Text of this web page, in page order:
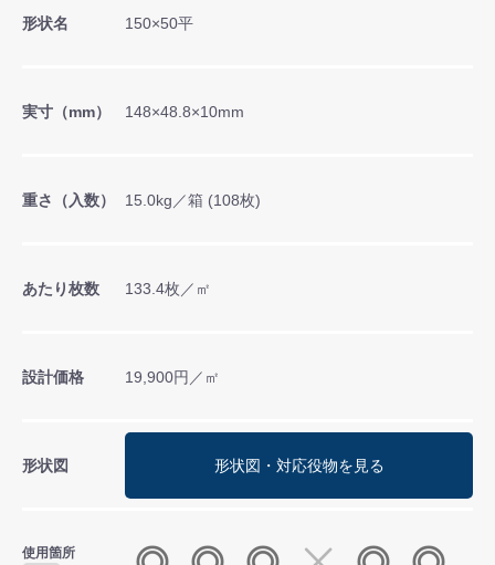
形状名 150×50平
実寸（mm） 148×48.8×10mm
重さ（入数） 15.0kg／箱 (108枚)
あたり枚数 133.4枚／㎡
設計価格 19,900円／㎡
形状図 形状図・対応役物を見る
使用箇所